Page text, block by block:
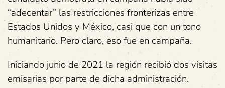
“adecentar” las restricciones fronterizas entre
Estados Unidos y México, casi que con un tono
humanitario. Pero claro, eso fue en campaña.
Iniciando junio de 2021 la región recibió dos visitas
emisarias por parte de dicha administración.